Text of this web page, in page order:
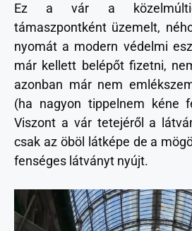
Ez a vár a
támaszpontként üzemelt,
nyomát a modern védelmi
már kellett belépőt fizetni,
azonban már nem
(ha nagyon tippelnem kéne
Viszont a vár tetejéről a
csak az öböl látképe de a
fenséges látványt nyújt.